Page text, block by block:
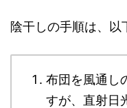
陰干しの手順は、以
布団を風通し
すが、直射日